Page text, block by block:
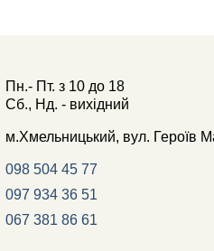
Пн.- Пт.з 10 до 18
Сб., Нд. - вихідний
м.Хмельницький, вул. Героїв
098 504 45 77
097 934 36 51
067 381 86 61